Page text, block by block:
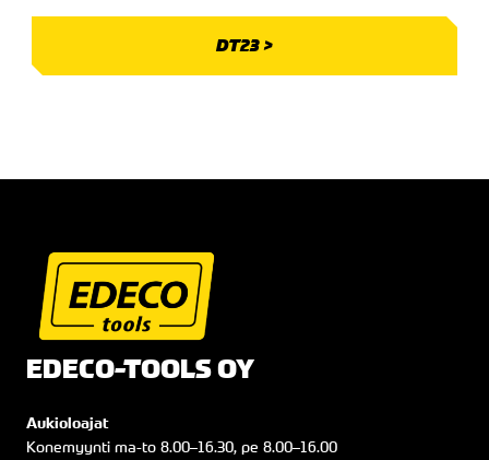
DT23 >
EDECO-TOOLS OY
Aukioloajat
Konemyynti ma-to 8.00–16.30, pe 8.00–16.00